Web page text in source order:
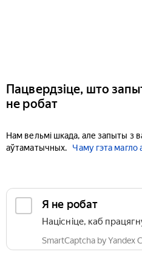
Пацвердзіце, што
не робат
Нам вельмі шкада, але запыты з
аўтаматычных.
Чаму гэта магло
Я не робат
Націсніце, каб
SmartCaptcha by Yandex